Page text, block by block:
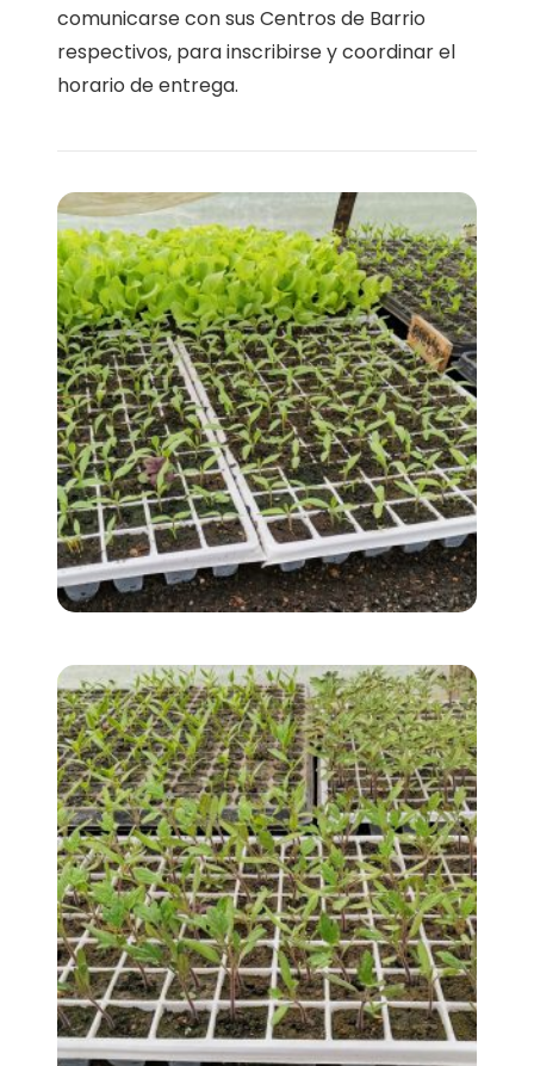
comunicarse con sus Centros de Barrio
respectivos, para inscribirse y coordinar el
horario de entrega.